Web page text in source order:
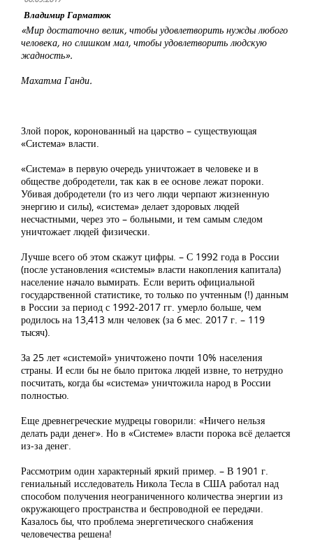
Владимир Гарматюк
«Мир достаточно велик, чтобы удовлетворить нужды любого
человека, но слишком мал, чтобы удовлетворить людскую
жадность».
Махатма Ганди.
Злой порок, коронованный на царство – существующая
«Система» власти.
«Система» в первую очередь уничтожает в человеке и в
обществе добродетели, так как в ее основе лежат пороки.
Убивая добродетели (то из чего люди черпают жизненную
энергию и силы), «система» делает здоровых людей
несчастными, через это – больными, и тем самым следом
уничтожает людей физически.
Лучше всего об этом скажут цифры. – С 1992 года в России
(после установления «системы» власти накопления капитала)
население начало вымирать. Если верить официальной
государственной статистике, то только по учтенным (!) данным
в России за период с 1992-2017 гг. умерло больше, чем
родилось на 13,413 млн человек (за 6 мес. 2017 г. – 119
тысяч).
За 25 лет «системой» уничтожено почти 10% населения
страны. И если бы не было притока людей извне, то нетрудно
посчитать, когда бы «система» уничтожила народ в России
полностью.
Еще древнегреческие мудрецы говорили: «Ничего нельзя
делать ради денег». Но в «Системе» власти порока всё делается
из-за денег.
Рассмотрим один характерный яркий пример. – В 1901 г.
гениальный исследователь Никола Тесла в США работал над
способом получения неограниченного количества энергии из
окружающего пространства и беспроводной ее передачи.
Казалось бы, что проблема энергетического снабжения
человечества решена!